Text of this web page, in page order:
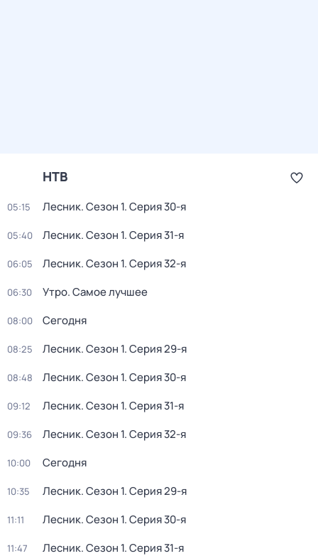
НТВ
05:15 Лесник. Сезон 1. Серия 30-я
05:40 Лесник. Сезон 1. Серия 31-я
06:05 Лесник. Сезон 1. Серия 32-я
06:30 Утро. Самое лучшее
08:00 Сегодня
08:25 Лесник. Сезон 1. Серия 29-я
08:48 Лесник. Сезон 1. Серия 30-я
09:12 Лесник. Сезон 1. Серия 31-я
09:36 Лесник. Сезон 1. Серия 32-я
10:00 Сегодня
10:35 Лесник. Сезон 1. Серия 29-я
11:11 Лесник. Сезон 1. Серия 30-я
11:47 Лесник. Сезон 1. Серия 31-я